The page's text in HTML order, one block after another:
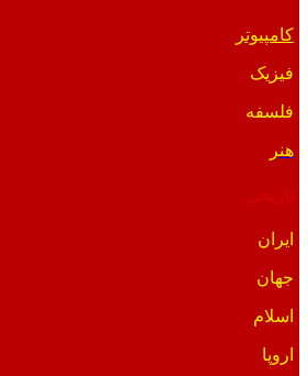
کامپیوتر
فیزیک
فلسفه
هنر
ایران
جهان
اسلام
اروپا